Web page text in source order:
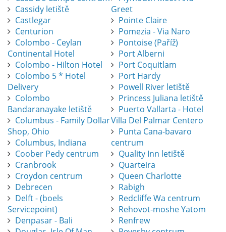
Cassidy letiště
Castlegar
Centurion
Colombo - Ceylan
Continental Hotel
Colombo - Hilton Hotel
Colombo 5 * Hotel
Delivery
Colombo
Bandaranayake letiště
Columbus - Family Dollar
Shop, Ohio
Columbus, Indiana
Coober Pedy centrum
Cranbrook
Croydon centrum
Debrecen
Delft - (boels
Servicepoint)
Denpasar - Bali
Greet
Pointe Claire
Pomezia - Via Naro
Pontoise (Paříž)
Port Alberni
Port Coquitlam
Port Hardy
Powell River letiště
Princess Juliana letiště
Puerto Vallarta - Hotel
Villa Del Palmar Centero
Punta Cana-bavaro
centrum
Quality Inn letiště
Quarteira
Queen Charlotte
Rabigh
Redcliffe Wa centrum
Rehovot-moshe Yatom
Renfrew